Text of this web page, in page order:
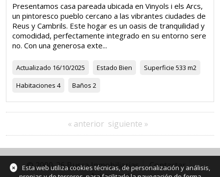
Presentamos casa pareada ubicada en Vinyols i els Arcs,
un pintoresco pueblo cercano a las vibrantes ciudades de
Reus y Cambrils. Este hogar es un oasis de tranquilidad y
comodidad, perfectamente integrado en su entorno sere
no. Con una generosa exte...
Actualizado 16/10/2025 Estado Bien Superficie 533 m2
Habitaciones 4 Baños 2
« anterior siguiente »
© 2000-26 Busca Inmobiliarias
Contactar
×
Esta web utiliza cookies técnicas, de personalización y análisis,